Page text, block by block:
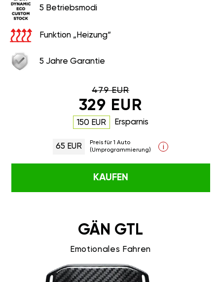
5 Betriebsmodi
Funktion „Heizung“
5 Jahre Garantie
479 EUR
329 EUR
150 EUR Ersparnis
65 EUR
Preis für 1 Auto
(Umprogrammierung)
i
KAUFEN
GÄN GTL
Emotionales Fahren